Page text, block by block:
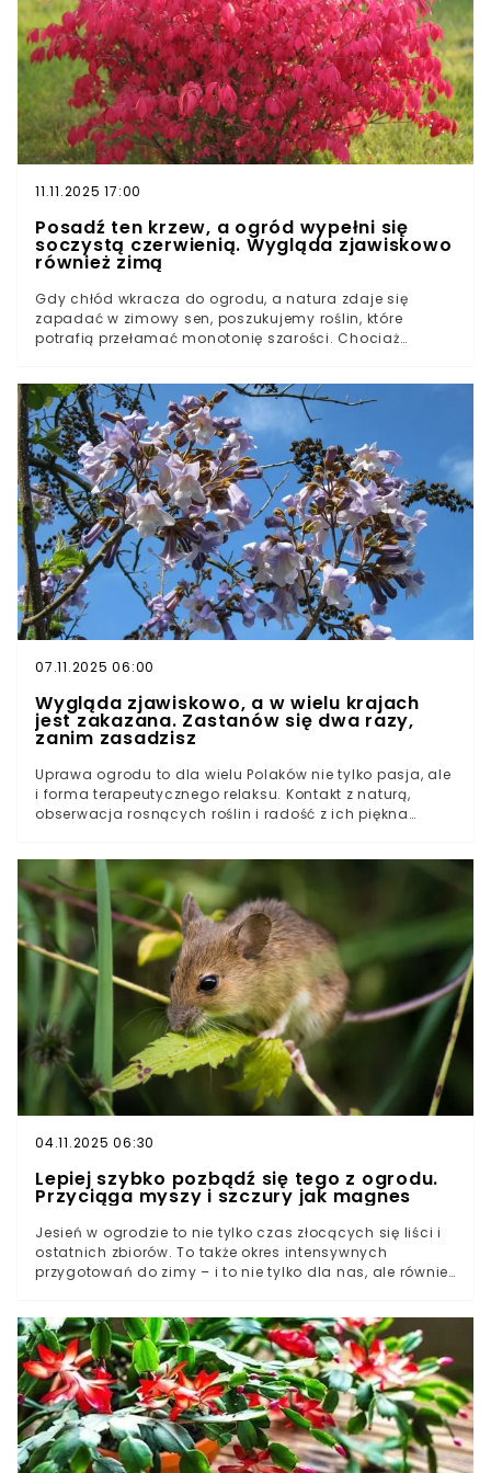
11.11.2025 17:00
Posadź ten krzew, a ogród wypełni się
soczystą czerwienią. Wygląda zjawiskowo
również zimą
Gdy chłód wkracza do ogrodu, a natura zdaje się
zapadać w zimowy sen, poszukujemy roślin, które
potrafią przełamać monotonię szarości. Chociaż
przeżywają właśnie w najchłodniejszych miesiącach
roku. Ten krzew będzie efektowną ozdobą naszego
ogrodu i wprowadzi do niego jaskrawe akcenty.
07.11.2025 06:00
Wygląda zjawiskowo, a w wielu krajach
jest zakazana. Zastanów się dwa razy,
zanim zasadzisz
Uprawa ogrodu to dla wielu Polaków nie tylko pasja, ale
i forma terapeutycznego relaksu. Kontakt z naturą,
obserwacja rosnących roślin i radość z ich piękna
przestrzeni ogrodowej czyhają pułapki, a niewiedza
może słono kosztować. O ile pewne rośliny są w Polsce
wprost zakazane, o tyle inne, choć legalne, mogą
okazać się tykającą bombą ekologiczną. Na to drzewo
ogrodnicy muszą uważać.
04.11.2025 06:30
Lepiej szybko pozbądź się tego z ogrodu.
Przyciąga myszy i szczury jak magnes
Jesień w ogrodzie to nie tylko czas złocących się liści i
ostatnich zbiorów. To także okres intensywnych
przygotowań do zimy – i to nie tylko dla nas, ale również
armia nieproszonych gości szuka ciepłego,
bezpiecznego i pełnego jedzenia schronienia na
nadchodzące, mroźne miesiące. Nasze ogrody, altany,
kompostowniki, a wreszcie domy i piwnice stają się dla
nich celem numer jeden. Wiele osób, nieświadomie
popełniając proste błędy, dosłownie wystawia
gryzoniom zaproszenie, którego skutki będą
katastrofalne.